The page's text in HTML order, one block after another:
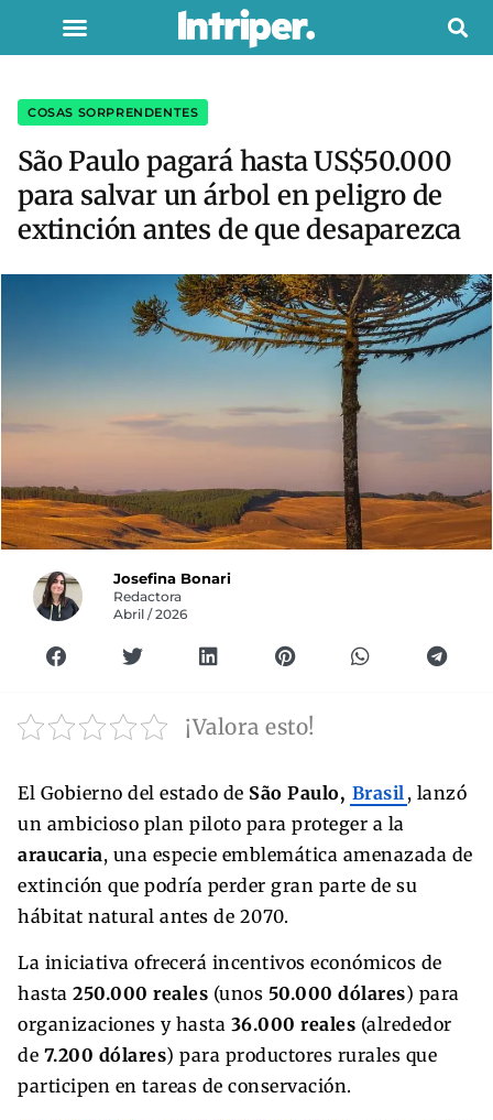
COSAS SORPRENDENTES
São Paulo pagará hasta US$50.000
para salvar un árbol en peligro de
extinción antes de que desaparezca
Josefina Bonari
Redactora
Abril / 2026
¡Valora esto!
El Gobierno del estado de São Paulo, Brasil , lanzó
un ambicioso plan piloto para proteger a la
araucaria, una especie emblemática amenazada de
extinción que podría perder gran parte de su
hábitat natural antes de 2070.
La iniciativa ofrecerá incentivos económicos de
hasta 250.000 reales (unos 50.000 dólares) para
organizaciones y hasta 36.000 reales (alrededor
de 7.200 dólares) para productores rurales que
participen en tareas de conservación.